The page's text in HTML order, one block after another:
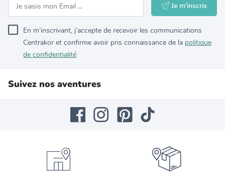
Je m'inscris
En m’inscrivant, j’accepte de recevoir les communications
Centrakor et confirme avoir pris connaissance de la politique
de confidentialité
Suivez nos aventures